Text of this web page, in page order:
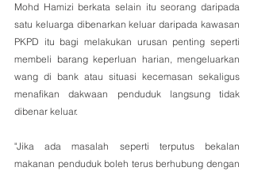
Mohd Hamizi berkata selain itu seorang daripada
satu keluarga dibenarkan keluar daripada kawasan
PKPD itu bagi melakukan urusan penting seperti
membeli barang keperluan harian, mengeluarkan
wang di bank atau situasi kecemasan sekaligus
menafikan dakwaan penduduk langsung tidak
dibenar keluar.
"Jika ada masalah seperti terputus bekalan
makanan penduduk boleh terus berhubung dengan